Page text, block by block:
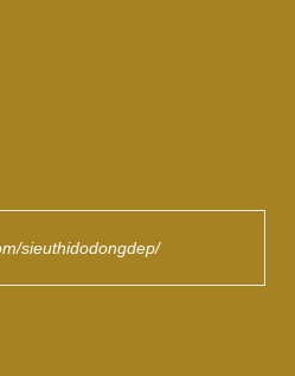
sieuthidodongdep/